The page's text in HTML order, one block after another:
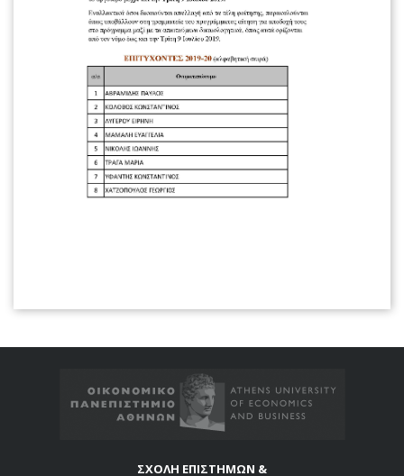
ΝΕΑ ΑΝΑΚΟΙΝΩΣΕΙΣ
ΕΠΙΚΟΙΝΩΝΙΑ
ΣΧΟΛΗ ΕΠΙΣΤΗΜΩΝ &